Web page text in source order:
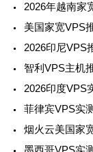
2026年越南家
美国家宽VPS
2026印尼VPS
智利VPS主机
2026印度VPS
菲律宾VPS实
烟火云美国家
墨西哥VPS实